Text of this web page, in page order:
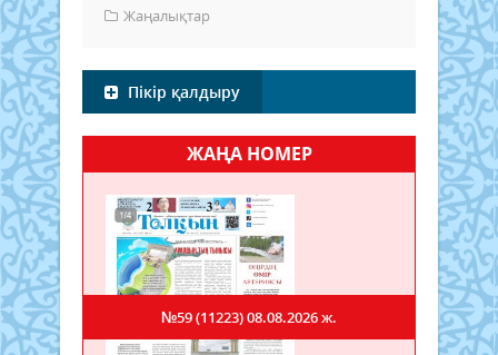
Жаңалықтар
Пікір қалдыру
ЖАҢА НОМЕР
№59 (11223)08.08.2026 ж.